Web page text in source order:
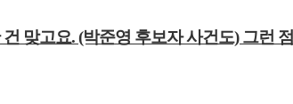
맞고요. (박준영 후보자 사건도) 그런